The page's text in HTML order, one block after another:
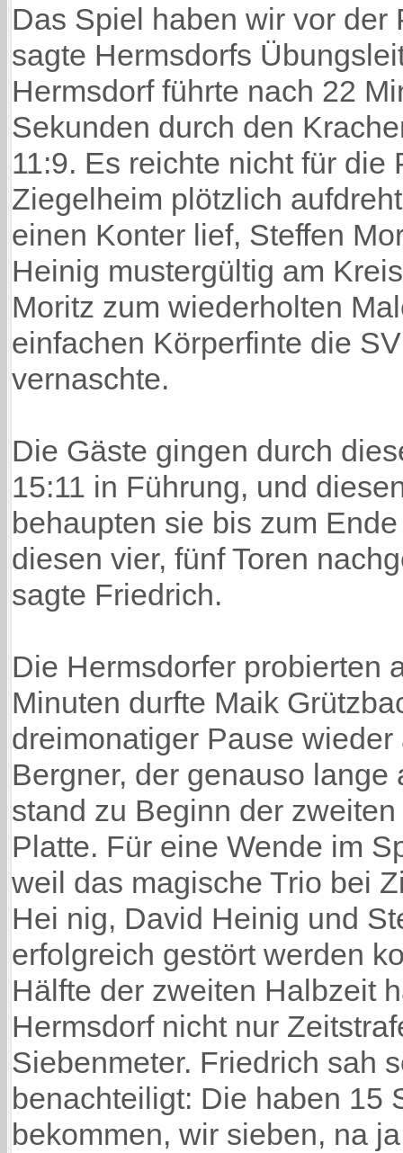
Das Spiel haben wir vor der
sagte Hermsdorfs
Hermsdorf führte nach 22
Sekunden durch den
11:9. Es reichte nicht für die
Ziegelheim plötzlich
einen Konter lief, Steffen
Heinig mustergültig am
Moritz zum wiederholten
einfachen Körperfinte die
vernaschte.
Die Gäste gingen durch
15:11 in Führung, und
behaupten sie bis zum
diesen vier, fünf Toren
sagte Friedrich.
Die Hermsdorfer probierten
Minuten durfte Maik
dreimonatiger Pause
Bergner, der genauso lange
stand zu Beginn der
Platte. Für eine Wende im
weil das magische Trio bei
Hei nig, David Heinig und
erfolgreich gestört werden
Hälfte der zweiten Halbzeit
Hermsdorf nicht nur
Siebenmeter. Friedrich sah
benachteiligt: Die haben 15
bekommen, wir sieben, na